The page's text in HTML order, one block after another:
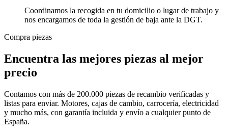
Coordinamos la recogida en tu domicilio o lugar de trabajo y
nos encargamos de toda la gestión de baja ante la DGT.
Compra piezas
Encuentra las mejores piezas al mejor
precio
Contamos con más de 200.000 piezas de recambio verificadas y
listas para enviar. Motores, cajas de cambio, carrocería, electricidad
y mucho más, con garantía incluida y envío a cualquier punto de
España.